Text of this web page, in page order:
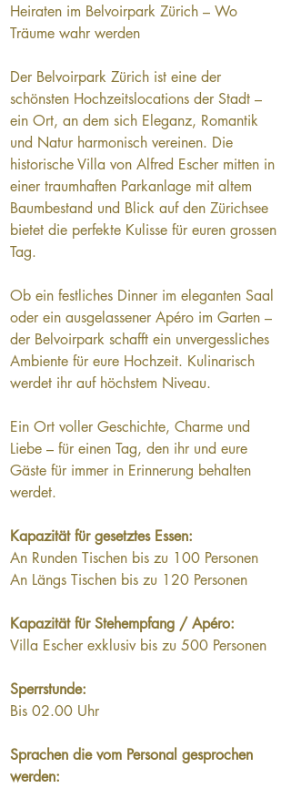
Heiraten im Belvoirpark Zürich – Wo
Träume wahr werden
Der Belvoirpark Zürich ist eine der
schönsten Hochzeitslocations der Stadt –
ein Ort, an dem sich Eleganz, Romantik
und Natur harmonisch vereinen. Die
historische Villa von Alfred Escher mitten in
einer traumhaften Parkanlage mit altem
Baumbestand und Blick auf den Zürichsee
bietet die perfekte Kulisse für euren grossen
Tag.
Ob ein festliches Dinner im eleganten Saal
oder ein ausgelassener Apéro im Garten –
der Belvoirpark schafft ein unvergessliches
Ambiente für eure Hochzeit. Kulinarisch
werdet ihr auf höchstem Niveau.
Ein Ort voller Geschichte, Charme und
Liebe – für einen Tag, den ihr und eure
Gäste für immer in Erinnerung behalten
werdet.
Kapazität für gesetztes Essen:
An Runden Tischen bis zu 100 Personen
An Längs Tischen bis zu 120 Personen
Kapazität für Stehempfang / Apéro:
Villa Escher exklusiv bis zu 500 Personen
Sperrstunde:
Bis 02.00 Uhr
Sprachen die vom Personal gesprochen
werden: